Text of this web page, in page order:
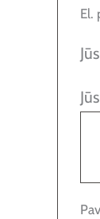
El.